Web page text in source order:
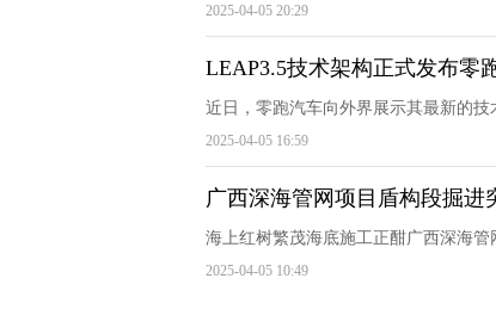
2025-04-05 20:29
LEAP3.5技术架构正式发布零
近日，零跑汽车向外界展示其最新的技
2025-04-05 16:59
广西深海管网项目盾构段掘进
海上红树繁茂海底施工正酣广西深海管
2025-04-05 10:49